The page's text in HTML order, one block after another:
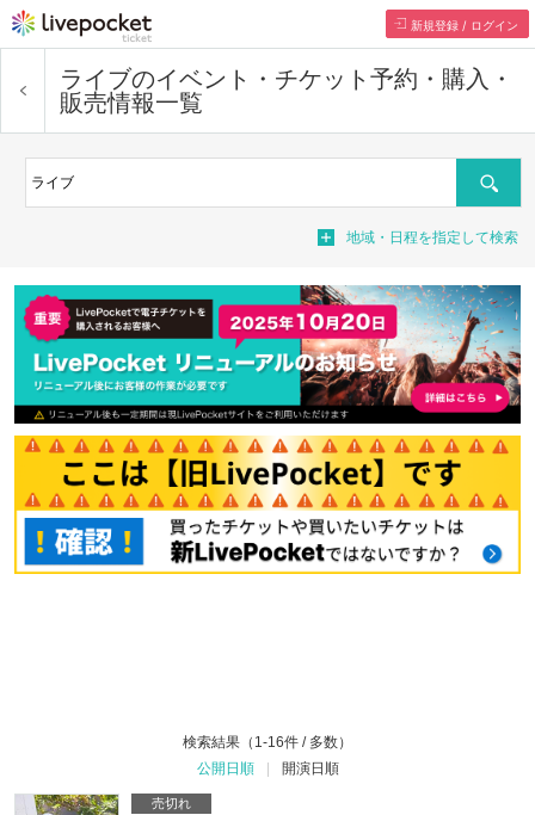
新規登録 / ログイン
ライブのイベント・チケット予約・購入・
販売情報一覧
検索
地域・日程を指定して検索
検索結果（1-16件 / 多数）
公開日順
開演日順
売切れ